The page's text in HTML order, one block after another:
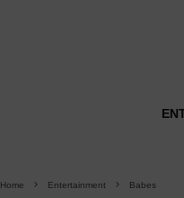
Home Entertainment Babes